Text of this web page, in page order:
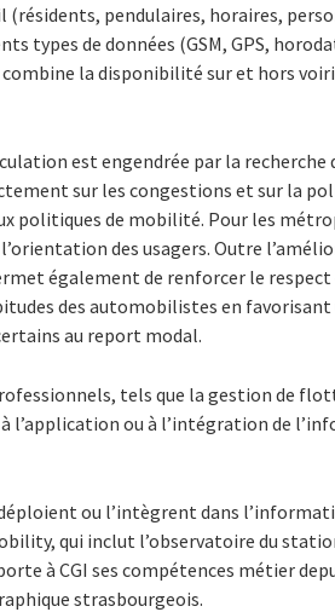
pendulaires, horaires,
types de données (GSM, GPS,
combine la disponibilité sur et hors
est engendrée par la
sur les congestions et sur la
politiques de mobilité. Pour les
des usagers. Outre
également de renforcer le
des automobilistes en
au report modal.
tels que la gestion de
l’application ou à l’intégration de
ou l’intègrent dans
qui inclut l’observatoire du
à CGI ses compétences métier
strasbourgeois.